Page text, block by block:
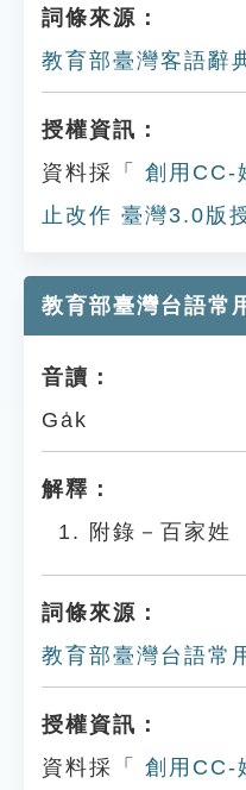
詞條來源：
教育部臺灣客語辭
授權資訊：
資料採「
創用CC-
止改作 臺灣3.0版
教育部臺灣台語常
音讀：
Ga̍k
解釋：
附錄－百家姓
詞條來源：
教育部臺灣台語常
授權資訊：
資料採「
創用CC-